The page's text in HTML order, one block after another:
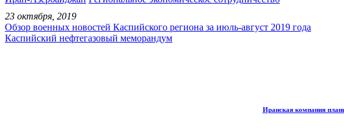
23 октября, 2019
Обзор военных новостей Каспийского региона за июль-август 2019 года
Каспийский нефтегазовый меморандум
Иранская компания